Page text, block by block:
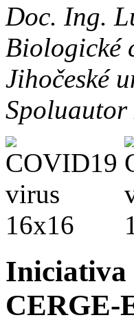
Doc. Ing.
Biologické
Jihočeské
Iniciativa
CERGE-